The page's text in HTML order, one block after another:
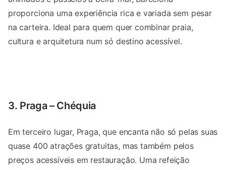
proporciona uma experiência rica e variada sem pesar
na carteira. Ideal para quem quer combinar praia,
cultura e arquitetura num só destino acessível.
3. Praga – Chéquia
Em terceiro lugar, Praga, que encanta não só pelas suas
quase 400 atrações gratuitas, mas também pelos
preços acessíveis em restauração. Uma refeição